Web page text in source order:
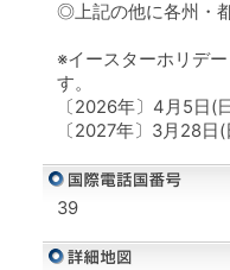
◎上記の他に各州・
※イースターホリデ
す。
〔2026年〕4月5日(
〔2027年〕3月28日
39